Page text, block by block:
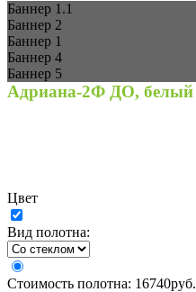
Баннер 1.1
Баннер 2
Баннер 1
Баннер 4
Баннер 5
Адриана-2Ф ДО, белый
Цвет
Вид полотна:
Стоимость полотна: 16740руб.